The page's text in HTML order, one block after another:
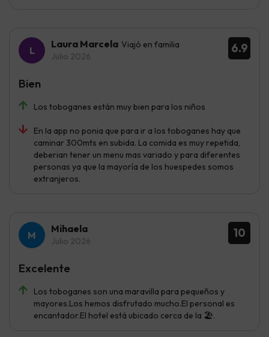
6.9
Laura Marcela Viajó en familia
Julio 2026
Los toboganes están muy bien para los niños
En la app no ponia que para ir a los toboganes hay que
caminar 300mts en subida. La comida es muy repetida,
deberian tener un menu mas variado y para diferentes
personas ya que la mayoría de los huespedes somos
extranjeros.
Bien
10
Mihaela
Julio 2026
Los toboganes son una maravilla para pequeños y
mayores.Los hemos disfrutado mucho.El personal es
encantador.El hotel está ubicado cerca de la 🏖️.
Excelente